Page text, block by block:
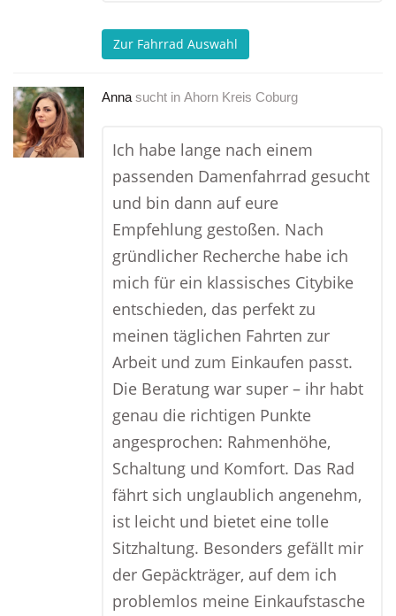
Zur Fahrrad Auswahl
Anna sucht in Ahorn Kreis Coburg
Ich habe lange nach einem
passenden Damenfahrrad gesucht
und bin dann auf eure
Empfehlung gestoßen. Nach
gründlicher Recherche habe ich
mich für ein klassisches Citybike
entschieden, das perfekt zu
meinen täglichen Fahrten zur
Arbeit und zum Einkaufen passt.
Die Beratung war super – ihr habt
genau die richtigen Punkte
angesprochen: Rahmenhöhe,
Schaltung und Komfort. Das Rad
fährt sich unglaublich angenehm,
ist leicht und bietet eine tolle
Sitzhaltung. Besonders gefällt mir
der Gepäckträger, auf dem ich
problemlos meine Einkaufstasche